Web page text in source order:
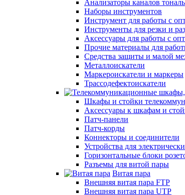
Анализаторы каналов
Наборы инструментов
Инструмент для работы с
Инструменты для резки и
Аксессуары для работы с
Прочие материалы для
Средства защиты и малой
Металлоискатели
Маркероискатели и маркеры
Трассодефектоискатели
Шкафы и стойки
Аксессуары к шкафам и
Патч-панели
Патч-корды
Коннекторы и соединители
Устройства для
Горизонтальные блоки
Разъемы для витой пары
Витая пара
Внешняя витая пара FTP
Внешняя витая пара UTP